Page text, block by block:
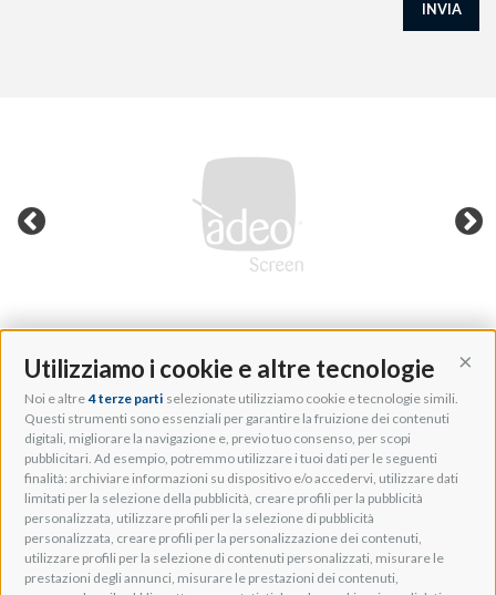
Utilizziamo i cookie e altre tecnologie
Noi e altre 4 terze parti selezionate utilizziamo cookie e tecnologie simili.
Questi strumenti sono essenziali per garantire la fruizione dei contenuti
digitali, migliorare la navigazione e, previo tuo consenso, per scopi
pubblicitari. Ad esempio, potremmo utilizzare i tuoi dati per le seguenti
finalità: archiviare informazioni su dispositivo e/o accedervi, utilizzare dati
limitati per la selezione della pubblicità, creare profili per la pubblicità
personalizzata, utilizzare profili per la selezione di pubblicità
personalizzata, creare profili per la personalizzazione dei contenuti,
utilizzare profili per la selezione di contenuti personalizzati, misurare le
prestazioni degli annunci, misurare le prestazioni dei contenuti,
INVIA
Adeo Group S.r.l.
Via della Zarga, 50
Lavis, 38015 TN, Italy
Tel: +39 0461 248211
P.IVA: IT01262500224
PEC: pec@pec.adeogroup.it
SDI: T04ZHR3